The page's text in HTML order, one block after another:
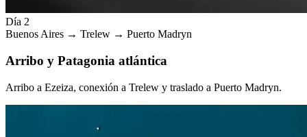
Día 2
Buenos Aires → Trelew → Puerto Madryn
Arribo y Patagonia atlántica
Arribo a Ezeiza, conexión a Trelew y traslado a Puerto Madryn.